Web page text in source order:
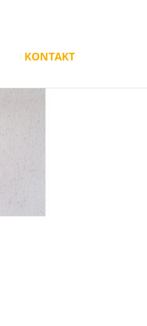
KONTAKT